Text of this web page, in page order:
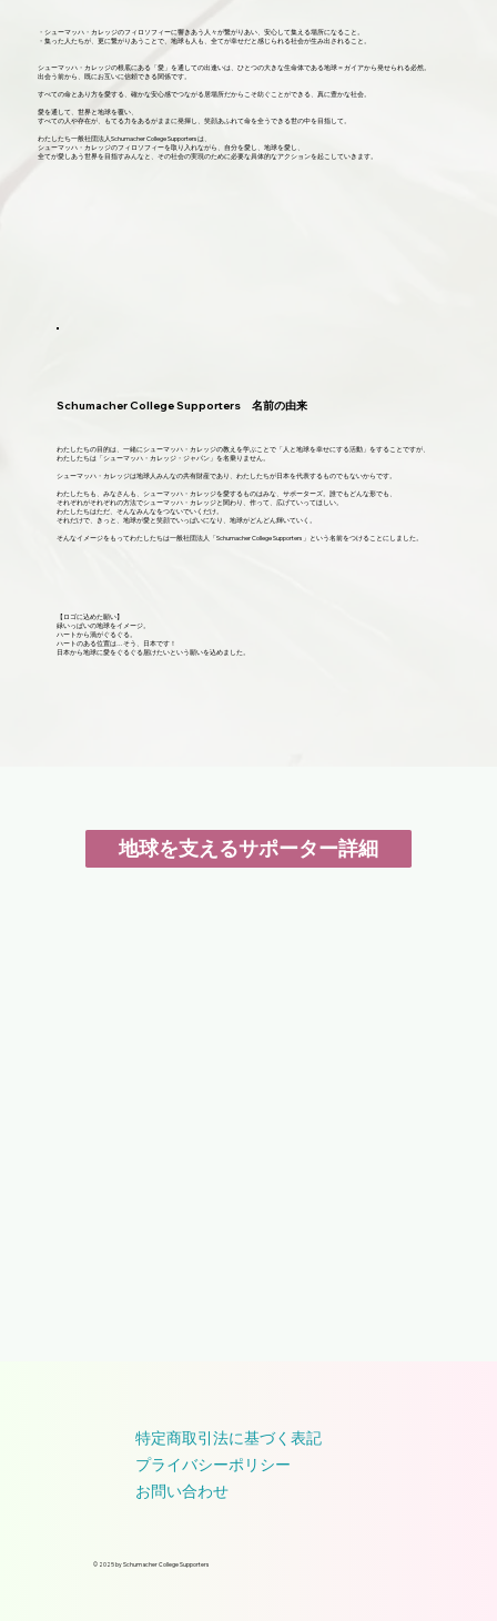
・シューマッハ・カレッジのフィロソフィーに響きあう人々が繋がりあい、安心して集える場所になること。
・集った人たちが、更に繋がりあうことで、地球も人も、全てが幸せだと感じられる社会が生み出されること。
シューマッハ・カレッジの根底にある「愛」を通しての出逢いは、ひとつの大きな生命体である地球＝ガイアから発せられる必然。
出会う前から、既にお互いに信頼できる関係です。
すべての命とあり方を愛する、確かな安心感でつながる居場所だからこそ紡ぐことができる、真に豊かな社会。
愛を通して、世界と地球を覆い、
すべての人や存在が、もてる力をあるがままに発揮し、笑顔あふれて命を全うできる世の中を目指して。
わたしたち一般社団法人Schumacher College Supportersは、
シューマッハ・カレッジのフィロソフィーを取り入れながら、自分を愛し、地球を愛し、
全てが愛しあう世界を目指すみんなと、その社会の実現のために必要な具体的なアクションを起こしていきます。
Schumacher College Supporters 名前の由来
わたしたちの目的は、一緒にシューマッハ・カレッジの教えを学ぶことで「人と地球を幸せにする活動」をすることですが、
わたしたちは「シューマッハ・カレッジ・ジャパン」を名乗りません。
シューマッハ・カレッジは地球人みんなの共有財産であり、わたしたちが日本を代表するものでもないからです。
わたしたちも、みなさんも、シューマッハ・カレッジを愛するものはみな、サポーターズ。誰でもどんな形でも、
それぞれがそれぞれの方法でシューマッハ・カレッジと関わり、作って、広げていってほしい。
わたしたちはただ、そんなみんなをつないでいくだけ。
それだけで、きっと、地球が愛と笑顔でいっぱいになり、地球がどんどん輝いていく。
そんなイメージをもってわたしたちは一般社団法人「Schumacher College Supporters」という名前をつけることにしました。
【ロゴに込めた願い】
緑いっぱいの地球をイメージ。
ハートから渦がぐるぐる。
ハートのある位置は…そう、日本です！
日本から地球に愛をぐるぐる届けたいという願いを込めました。
地球を支えるサポーター詳細
特定商取引法に基づく表記
プライバシーポリシー
お問い合わせ
© 2025 by Schumacher College Supporters